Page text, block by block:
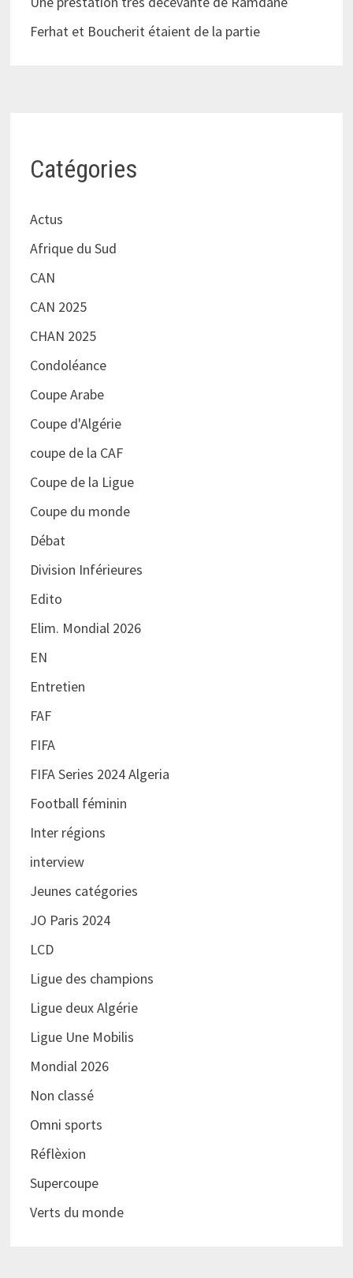
Ferhat et Boucherit étaient de la partie
Catégories
Actus
Afrique du Sud
CAN
CAN 2025
CHAN 2025
Condoléance
Coupe Arabe
Coupe d'Algérie
coupe de la CAF
Coupe de la Ligue
Coupe du monde
Débat
Division Inférieures
Edito
Elim. Mondial 2026
EN
Entretien
FAF
FIFA
FIFA Series 2024 Algeria
Football féminin
Inter régions
interview
Jeunes catégories
JO Paris 2024
LCD
Ligue des champions
Ligue deux Algérie
Ligue Une Mobilis
Mondial 2026
Non classé
Omni sports
Réflèxion
Supercoupe
Verts du monde